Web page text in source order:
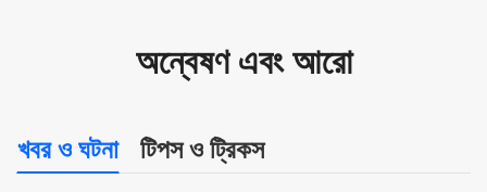
অন্বেষণ এবং আরো
খবর ও ঘটনা টিপস ও ট্রিকস